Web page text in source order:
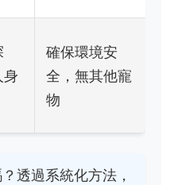
確保環境安
全，無其他寵
物
透過系統化方法，